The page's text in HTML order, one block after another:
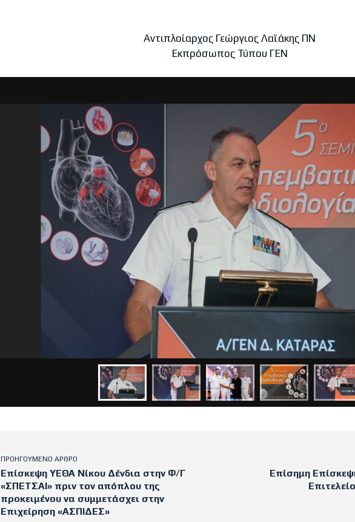
Αντιπλοίαρχος Γεώργιος Λαϊάκης ΠΝ
Εκπρόσωπος Τύπου ΓΕΝ
ΠΡΟΗΓΟΎΜΕΝΟ ΆΡΘΡΟ
Επίσκεψη ΥΕΘΑ Νίκου Δένδια στην Φ/Γ
«ΣΠΕΤΣΑΙ» πριν τον απόπλου της
προκειμένου να συμμετάσχει στην
Επιχείρηση «ΑΣΠΙΔΕΣ»
Επίσημη